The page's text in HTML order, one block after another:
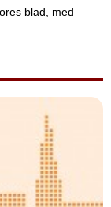
blad, med